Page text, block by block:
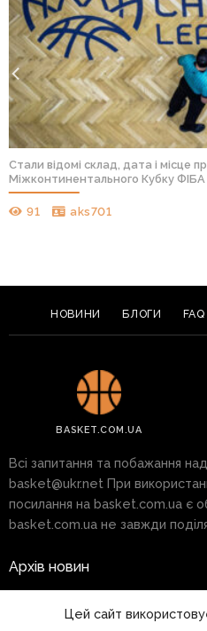
Стали відомі склад, дата і місце
Міжконтинентального Кубку ФІБА
91 aks701
НОВИНИ БЛОГИ FAQ
BASKET.COM.UA
Всі запитання та побажання
basket@ukr.net При
посилання на basket.com.ua є
basket.com.ua не завжди
Архів новин
Цей сайт